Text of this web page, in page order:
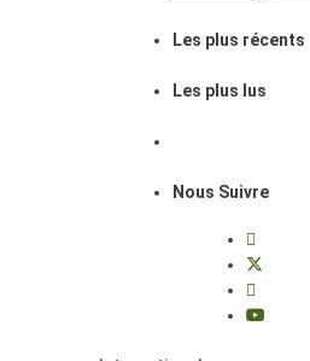
Les plus récents
Les plus lus
Nous Suivre